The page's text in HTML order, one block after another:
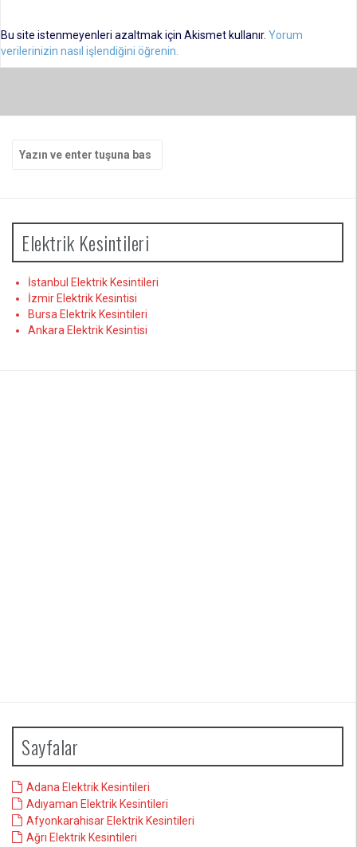
Bu site istenmeyenleri azaltmak için Akismet kullanır. Yorum
verilerinizin nasıl işlendiğini öğrenin.
yap:
Elektrik Kesintileri
İstanbul Elektrik Kesintileri
İzmir Elektrik Kesintisi
Bursa Elektrik Kesintileri
Ankara Elektrik Kesintisi
Sayfalar
Adana Elektrik Kesintileri
Adıyaman Elektrik Kesintileri
Afyonkarahisar Elektrik Kesintileri
Ağrı Elektrik Kesintileri